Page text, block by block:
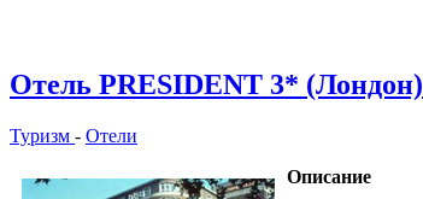
Отель PRESIDENT 3* (Лондон)
Туризм - Отели
Описание